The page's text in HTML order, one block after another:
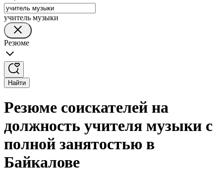
учитель музыки
Резюме
Найти
Резюме соискателей на
должность учителя музыки с
полной занятостью в
Байкалове